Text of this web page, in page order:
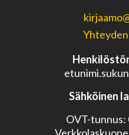
Sähköinen
OVT-